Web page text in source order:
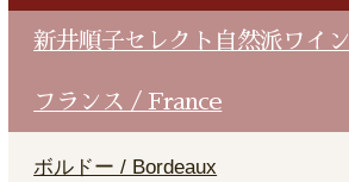
新井順子セレクト自然派ワイン
フランス / France
ボルドー / Bordeaux